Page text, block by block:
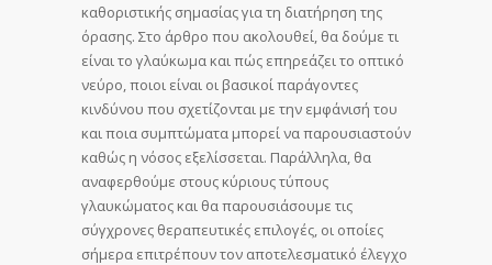
καθοριστικής σημασίας για τη διατήρηση της
όρασης. Στο άρθρο που ακολουθεί, θα δούμε τι
είναι το γλαύκωμα και πώς επηρεάζει το οπτικό
νεύρο, ποιοι είναι οι βασικοί παράγοντες
κινδύνου που σχετίζονται με την εμφάνισή του
και ποια συμπτώματα μπορεί να παρουσιαστούν
καθώς η νόσος εξελίσσεται. Παράλληλα, θα
αναφερθούμε στους κύριους τύπους
γλαυκώματος και θα παρουσιάσουμε τις
σύγχρονες θεραπευτικές επιλογές, οι οποίες
σήμερα επιτρέπουν τον αποτελεσματικό έλεγχο